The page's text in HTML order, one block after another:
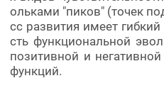
ольками "пиков" (точек
сс развития имеет
сть функциональной
позитивной и
функций.